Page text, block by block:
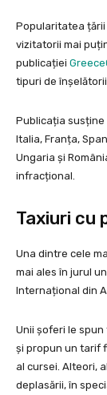
Popularitatea țării
vizitatorii mai
publicației
tipuri de
Publicația susține
Italia, Franța,
Ungaria și
infracțional.
Taxiuri cu
Una dintre cele
mai ales în jurul
Internațional din
Unii șoferi le
și propun un tarif
al cursei. Alteori,
deplasării, în